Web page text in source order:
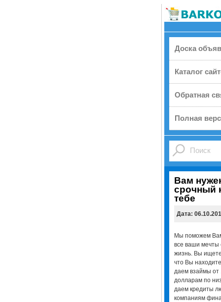
Доска
Каталог
Обратная
Полная
Вам
срочный
тебе
Дата:
Мы поможем
все ваши мечты
жизнь. Вы
что Вы
даем взаймы от
долларам по
даем кредиты
компаниям